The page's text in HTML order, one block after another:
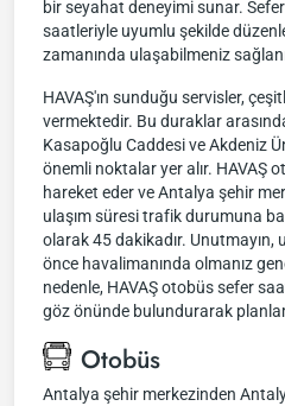
bir seyahat deneyimi sunar.
saatleriyle uyumlu şekilde
zamanında ulaşabilmeniz
HAVAŞ'ın sunduğu servisler,
vermektedir. Bu duraklar
Kasapoğlu Caddesi ve Akdeniz
önemli noktalar yer alır. HAVAŞ
hareket eder ve Antalya şehir
ulaşım süresi trafik durumuna
olarak 45 dakikadır.
önce havalimanında olmanız
nedenle, HAVAŞ otobüs sefer
göz önünde bulundurarak
Otobüs
Antalya şehir merkezinden